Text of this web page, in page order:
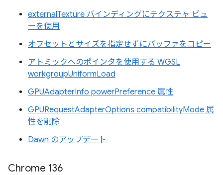
externalTexture バインディングにテクスチャ ビュ
ーを使用
オフセットとサイズを指定せずにバッファをコピー
アトミックへのポインタを使用する WGSL
workgroupUniformLoad
GPUAdapterInfo powerPreference 属性
GPURequestAdapterOptions compatibilityMode 属
性を削除
Dawn のアップデート
Chrome 136